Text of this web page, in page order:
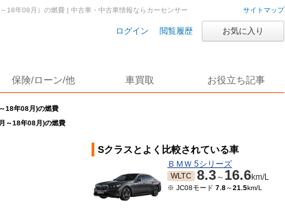
サイトマップ
ログイン 閲覧履歴 お気に入り
保険/ローン/他 車買取 お役立ち記事
18年08月)の燃費
～18年08月)の燃費
18年08月）の燃費 | 中古車・中古車情報ならカーセンサー
Sクラスとよく比較されている車
ＢＭＷ 5シリーズ
WLTC 8.3～ 16.6km/L
※ JC08モード 7.8～21.5km/L